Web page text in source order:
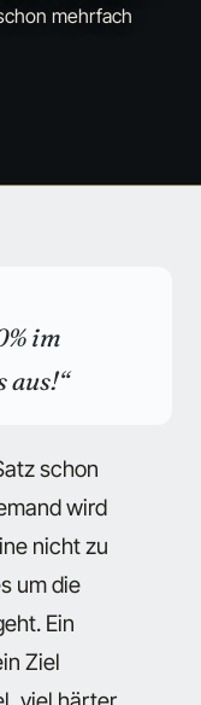
mehrfach
im
aus!“
schon
wird
nicht zu
um die
Ein
Ziel